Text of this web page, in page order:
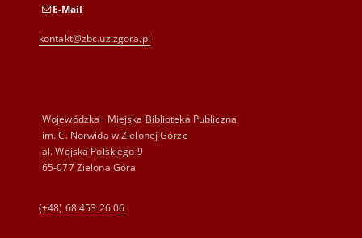
E-Mail
kontakt@zbc.uz.zgora.pl
Wojewódzka i Miejska Biblioteka Publiczna
im. C. Norwida w Zielonej Górze
al. Wojska Polskiego 9
65-077 Zielona Góra
(+48) 68 453 26 06